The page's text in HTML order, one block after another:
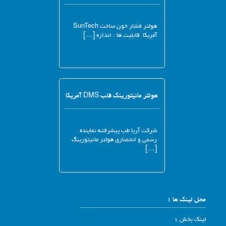
هولتر فشار خون ساخت SunTech
آمریکا قابلیت ها : اندازه […]
هولتر مانیتورینگ قلب DMS آمریکا
شرکت آریا طب پیشرفته نماینده
رسمی و انحصاری هولتر مانیتورینگ
[…]
محل لینک ها 1
لینک بخش 1